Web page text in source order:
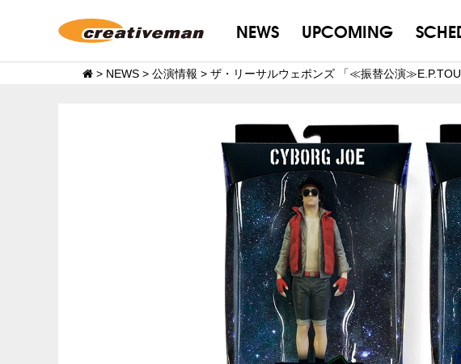
NEWS UPCOMING
> NEWS > 公演情報 > ザ・リーサルウェポンズ 「≪振替公演